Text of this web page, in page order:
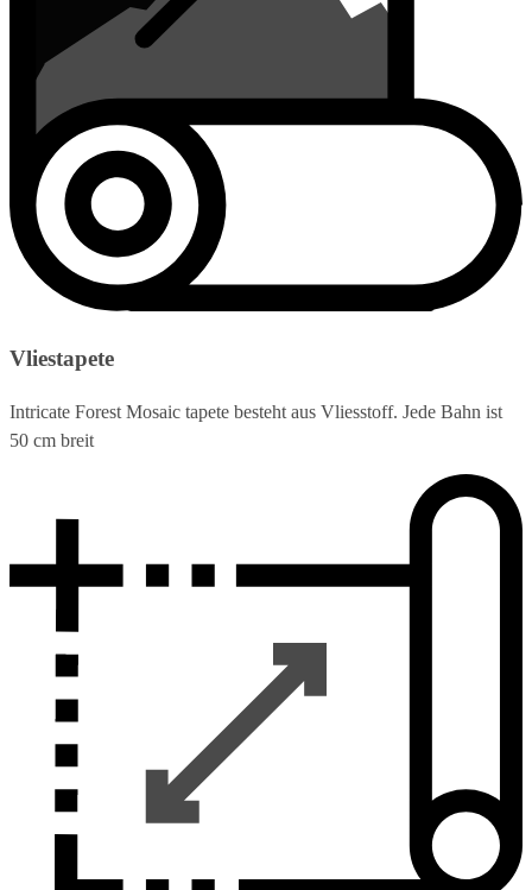
Vliestapete
Intricate Forest Mosaic tapete besteht aus Vliesstoff. Jede Bahn ist
50 cm breit